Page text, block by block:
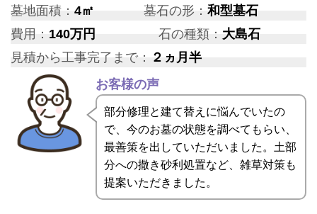
墓地面積： 4㎡ 墓石の形：和型墓石
費用： 140万円 石の種類： 大島石
見積から工事完了まで： ２ヵ月半
お客様の声
部分修理と建て替えに悩んでいたの
で、今のお墓の状態を調べてもらい、
最善策を出していただいました。土部
分への撒き砂利処置など、雑草対策も
提案いただきました。